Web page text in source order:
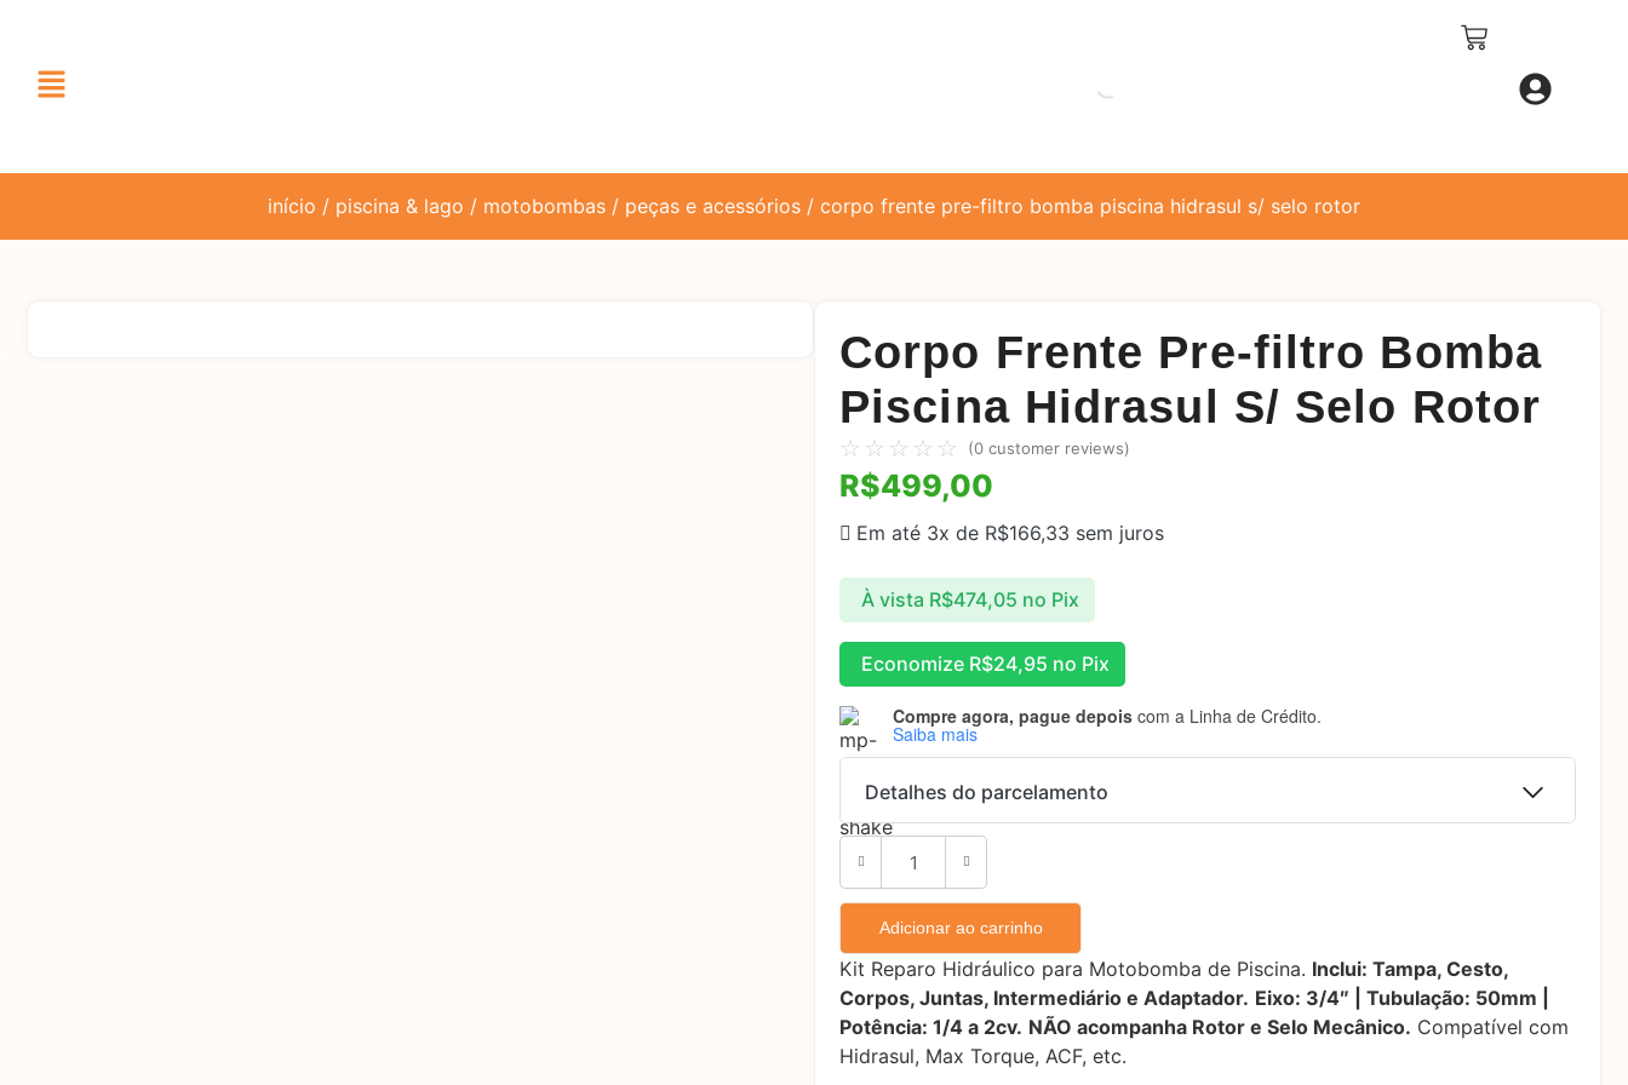
início / piscina & lago / motobombas / peças e acessórios / corpo frente pre-filtro bomba piscina hidrasul s/ selo rotor
Corpo Frente Pre-filtro Bomba
Piscina Hidrasul S/ Selo Rotor
☆ ☆ ☆ ☆ ☆ (0 customer reviews)
R$499,00
Em até 3x de R$166,33 sem juros
À vista R$474,05 no Pix
Economize R$24,95 no Pix
Compre agora, pague depois com a Linha de Crédito.
Saiba mais
Detalhes do parcelamento
Parcelas:
2x deR$249,50
3x deR$ 166,33sem juros R$498,99
4x de R$131,05 com juros
Adicionar ao carrinho
Kit Reparo Hidráulico para Motobomba de Piscina. Inclui: Tampa, Cesto,
Corpos, Juntas, Intermediário e Adaptador. Eixo: 3/4″ | Tubulação: 50mm |
Potência: 1/4 a 2cv. NÃO acompanha Rotor e Selo Mecânico. Compatível com
Hidrasul, Max Torque, ACF, etc.